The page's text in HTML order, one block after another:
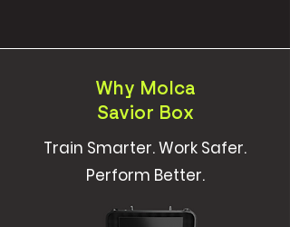
Why Molca
Savior Box
Train Smarter. Work Safer.
Perform Better.